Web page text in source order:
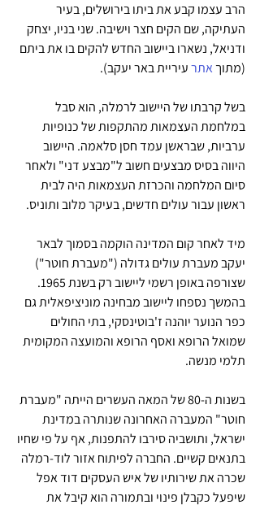
הרב עצמו קבע את ביתו בירושלים, בעיר
העתיקה, שם הקים חצר וישיבה. שני בניו, יצחק
ודניאל, נשארו ביישוב החדש להקים בו את ביתם
(מתוך אתר עיריית באר יעקב).
בשל קרבתו של היישוב לרמלה, הוא סבל
במלחמת העצמאות מהתקפות של כנופיות
ערביות, שבראשן עמד חסן סלאמה. היישוב
היווה בסיס מבצעים חשוב ל"מבצע דני" ולאחר
סיום המלחמה והכרזת העצמאות היה לבית
ראשון עבור עולים חדשים, בעיקר מלוב ותוניס.
מיד לאחר קום המדינה הוקמה בסמוך לבאר
יעקב מעברת עולים גדולה ("מעברת חוטר")
שצורפה באופן רשמי ליישוב רק בשנת 1965.
בהמשך נספחו ליישוב מבחינה מוניציפאלית גם
כפר הנוער יוהנה ז'בוטינסקי, בתי החולים
שמואל הרופא ואסף הרופא והמועצה המקומית
תלמי מנשה.
בשנות ה-80 של המאה העשרים הייתה "מעברת
חוטר" המעברה האחרונה שנותרה במדינת
ישראל, ותושביה סירבו להתפנות, אף על פי שחיו
בתנאים קשיים. החברה לפיתוח אזור לוד-רמלה
שכרה את שירותיו של איש העסקים דוד אפל
שיפעל כקבלן פינוי ובתמורה הוא קיבל את